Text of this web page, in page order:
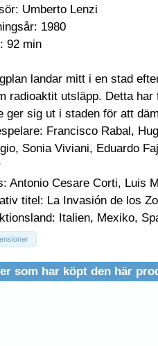
Umberto Lenzi
1980
92 min
landar mitt i en stad
radioaktit utsläpp. Detta
ger sig ut i staden för att
Francisco Rabal,
Sonia Viviani, Eduardo
Antonio Cesare Corti, Luis
titel: La Invasión de los
Italien, Mexiko,
som har köpt den här